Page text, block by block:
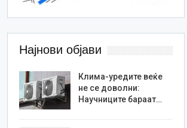
Најнови објави
Клима-уредите веќе
не се доволни:
Научниците бараат…